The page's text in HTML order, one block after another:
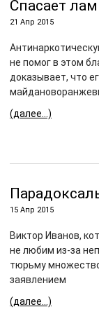
Спасает
21 Апр 2015
не помог в этом
доказывает, что
(далее…)
15 Апр 2015
Виктор Иванов,
не любим из-за
тюрьму
заявлением
(далее…)